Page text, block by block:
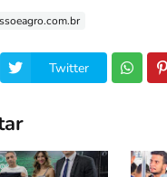
Twitter